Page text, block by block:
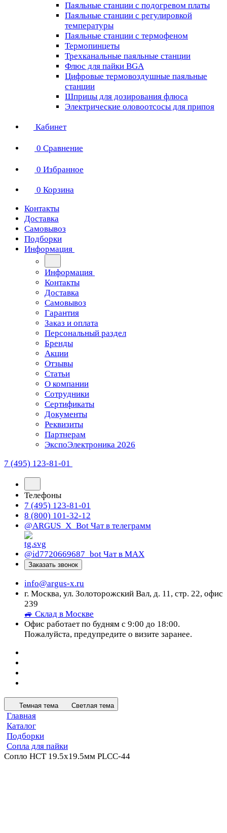
Паяльные станции с подогревом платы
Паяльные станции с регулировкой
температуры
Паяльные станции с термофеном
Термопинцеты
Трехканальные паяльные станции
Флюс для пайки BGA
Цифровые термовоздушные паяльные
станции
Шприцы для дозирования флюса
Электрические оловоотсосы для припоя
Кабинет
0 Сравнение
0 Избранное
0 Корзина
Контакты
Доставка
Самовывоз
Подборки
Информация
Информация
Контакты
Доставка
Самовывоз
Гарантия
Заказ и оплата
Персональный раздел
Бренды
Акции
Отзывы
Статьи
О компании
Сотрудники
Сертификаты
Документы
Реквизиты
Партнерам
ЭкспоЭлектроника 2026
7 (495) 123-81-01
Телефоны
7 (495) 123-81-01
8 (800) 101-32-12
@ARGUS_X_Bot Чат в телеграмм
@id7720669687_bot Чат в МАХ
Заказать звонок
info@argus-x.ru
г. Москва, ул. Золоторожский Вал, д. 11, стр. 22, офис
239
🚙 Склад в Москве
Офис работает по будням с 9:00 до 18:00.
Пожалуйста, предупредите о визите заранее.
Темная тема Светлая тема
Главная
Каталог
Подборки
Сопла для пайки
Сопло HCT 19.5х19.5мм PLCC-44